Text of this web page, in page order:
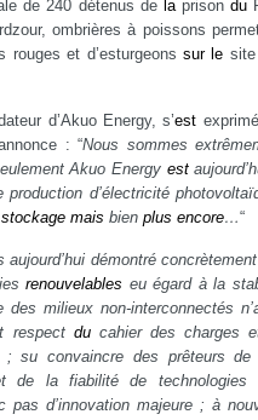
de 240 détenus de laprison du
ombrières à poissons
rouges et d’esturgeons sur le
d’Akuo Energy, s’est
: “Nous sommes
Akuo Energy est
production d’électricité
stockage mais bien plus encore…“
aujourd’hui démontré
renouvelables eu égard à la
des milieux non-interconnectés
respect ducahier des charges
; su convaincre des prêteurs de
la fiabilité de technologies
pas d’innovation majeure ; à